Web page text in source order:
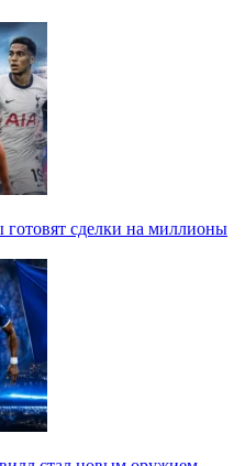
сделки на миллионы